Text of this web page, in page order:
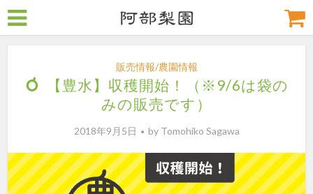
販売情報/農園情報
【豊水】収穫開始！（※9/6は袋の
みの販売です）
2018年9月5日 by Tomohiko Sagawa